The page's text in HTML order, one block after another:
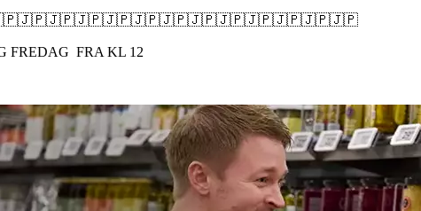
FREDAG FRA KL 12